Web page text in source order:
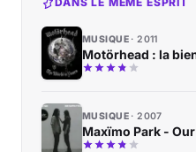
MUSIQUE 2011
Motörhead : la
MUSIQUE 2007
Maxïmo Park -